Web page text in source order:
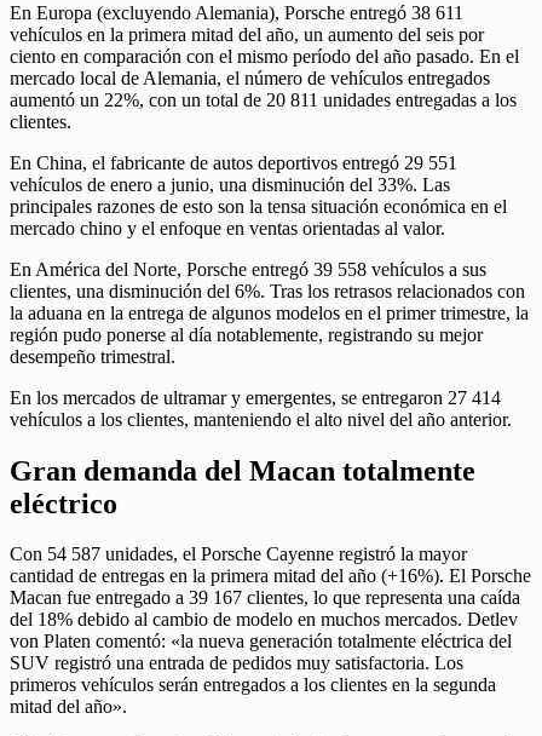
En Europa (excluyendo Alemania), Porsche entregó 38 611
vehículos en la primera mitad del año, un aumento del seis por
ciento en comparación con el mismo período del año pasado. En el
mercado local de Alemania, el número de vehículos entregados
aumentó un 22%, con un total de 20 811 unidades entregadas a los
clientes.
En China, el fabricante de autos deportivos entregó 29 551
vehículos de enero a junio, una disminución del 33%. Las
principales razones de esto son la tensa situación económica en el
mercado chino y el enfoque en ventas orientadas al valor.
En América del Norte, Porsche entregó 39 558 vehículos a sus
clientes, una disminución del 6%. Tras los retrasos relacionados con
la aduana en la entrega de algunos modelos en el primer trimestre, la
región pudo ponerse al día notablemente, registrando su mejor
desempeño trimestral.
En los mercados de ultramar y emergentes, se entregaron 27 414
vehículos a los clientes, manteniendo el alto nivel del año anterior.
Gran demanda del Macan totalmente
eléctrico
Con 54 587 unidades, el Porsche Cayenne registró la mayor
cantidad de entregas en la primera mitad del año (+16%). El Porsche
Macan fue entregado a 39 167 clientes, lo que representa una caída
del 18% debido al cambio de modelo en muchos mercados. Detlev
von Platen comentó: «la nueva generación totalmente eléctrica del
SUV registró una entrada de pedidos muy satisfactoria. Los
primeros vehículos serán entregados a los clientes en la segunda
mitad del año».